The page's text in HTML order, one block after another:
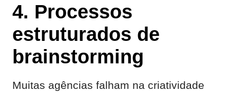
4. Processos
estruturados de
brainstorming
Muitas agências falham na criatividade